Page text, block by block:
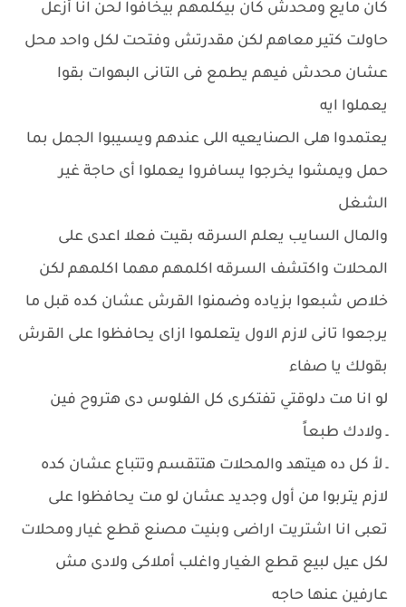
كان مايع ومحدش كان بيكلمهم بيخافوا لحن انا أزعل
حاولت كتير معاهم لكن مقدرتش وفتحت لكل واحد محل
عشان محدش فيهم يطمع فى التانى البهوات بقوا
يعملوا ايه
يعتمدوا هلى الصنايعيه اللى عندهم ويسيبوا الجمل بما
حمل ويمشوا يخرجوا يسافروا يعملوا أى حاجة غير
الشغل
والمال السايب يعلم السرقه بقيت فعلا اعدى على
المحلات واكتشف السرقه اكلمهم مهما اكلمهم لكن
خلاص شبعوا بزياده وضمنوا القرش عشان كده قبل ما
يرجعوا تانى لازم الاول يتعلموا ازاى يحافظوا على القرش
بقولك يا صفاء
لو انا مت دلوقتي تفتكرى كل الفلوس دى هتروح فين
ـ ولادك طبعاً
ـ لأ كل ده هيتهد والمحلات هتتقسم وتتباع عشان كده
لازم يتربوا من أول وجديد عشان لو مت يحافظوا على
تعبى انا اشتريت اراضى وبنيت مصنع قطع غيار ومحلات
لكل عيل لبيع قطع الغيار واغلب أملاكى ولادى مش
عارفين عنها حاجه